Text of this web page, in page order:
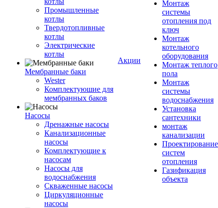
Промышленные
котлы
Твердотопливные
котлы
Электрические
котлы
Мембранные баки
Wester
Комплектуюшие для
мембранных баков
Насосы
Дренажные насосы
Канализационные
насосы
Комплектующие к
насосам
Насосы для
водоснабжения
Скваженные насосы
Циркуляционные
насосы
Акции
Монтаж
системы
отопления под
ключ
Монтаж
котельного
оборудования
Монтаж теплого
пола
Монтаж
системы
водоснабжения
Установка
сантехники
монтаж
канализации
Проектирование
систем
отопления
Газификация
объекта